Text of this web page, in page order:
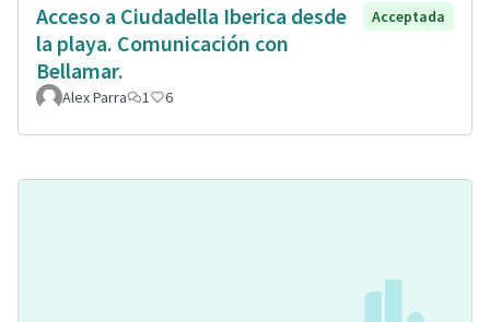
Acceso a Ciudadella Iberica desde
la playa. Comunicación con
Bellamar.
Acceptada
Alex Parra 1 6